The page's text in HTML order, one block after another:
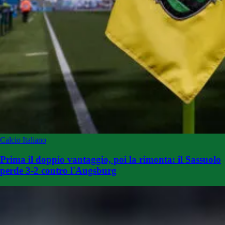
Calcio Italiano
Prima il doppio vantaggio, poi la rimonta: il Sassuolo
perde 3-2 contro l'Augsburg